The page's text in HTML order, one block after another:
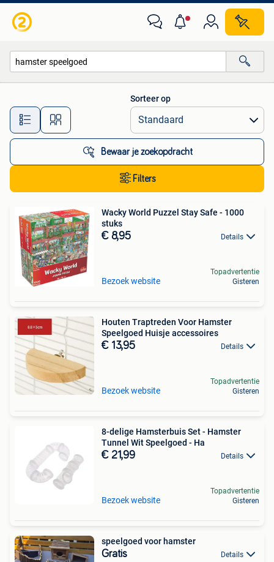
Alle afstanden…
Sorteer op
Bewaar je zoekopdracht
Filters
Wacky World Puzzel Stay Safe - 1000
stuks
€ 8,95 Details
Bezoek website
Topadvertentie
Gisteren
Houten Traptreden Voor Hamster
Speelgoed Huisje accessoires
€ 13,95 Details
Bezoek website
Topadvertentie
Gisteren
8-delige Hamsterbuis Set - Hamster
Tunnel Wit Speelgoed - Ha
€ 21,99 Details
Bezoek website
Topadvertentie
Gisteren
speelgoed voor hamster
Gratis Details